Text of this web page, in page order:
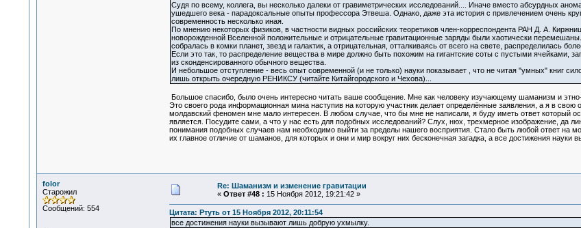
Судя по всему, коллега, вы несколько далеки от гравиметрических исследований.... Иначе вместо абсурдных
ушедшего века - парадоксальные опыты профессора Этвеша. Однако, даже эта история с привлечением очень
современность несколько иная.
По мнению некоторых физиков, в частности видных российских теоретиков член-корреспондента РАН Д. А.
новорожденной Вселенной положительные и отрицательные гравитационные заряды были хаотически
собралась в комки планет, звезд и галактик, а отрицательная, отталкиваясь от всего на свете, распределилась
Если это так, то распределение вещества в мире должно быть похожим на гигантские соты с пустыми ячейками,
из сконденсированного обычного вещества.
И небольшое отступление - весь опыт современной (и не только) науки показывает , что не читая "умных" книг
лишь открыть очередную РЕНИКСУ (читайте Китайгородского и Чехова)...
Большое спасибо, было очень интересно читать ваше сообщение. Мне как человеку изучающему шаманизм и
Это своего рода информационная мина наступив на которую участник делает определённые заявления, а я в
молдавский феномен мне мало интересен. В любом случае, что бы мне не написали, я буду иметь ответ который
является. Посудите сами, а что у нас есть для подобных исследований? Слух, нюх, трехмерное изображение, да
понимания подобных случаев нам необходимо выйти за пределы нашего восприятия. Стало быть любой ответ на
их главное отличие от шаманов, для которых и они и мир вокруг них бесконечная загадка, а все достижения
folor
Старожил
Сообщений: 554
Re: Шаманизм и изменение гравитации
« Ответ #48 : 15 Ноября 2012, 19:21:42 »
Цитата: Ртуть от 15 Ноября 2012, 20:11:54
все достижения науки вызывают лишь добрую ухмылку.